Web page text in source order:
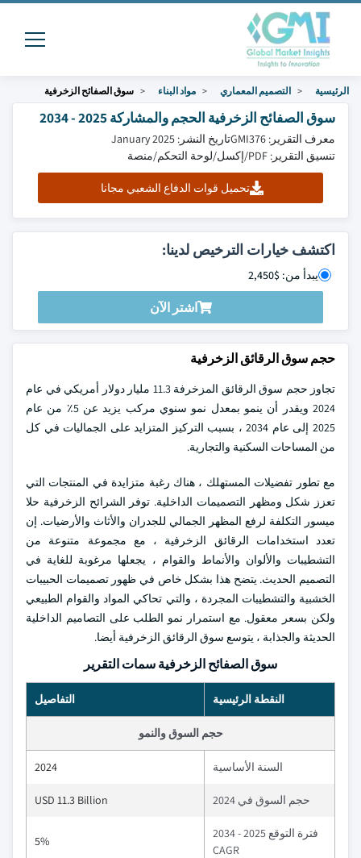
الرئيسية التصميم المعماري مواد البناء سوق الصفائح الزخرفية
سوق الصفائح الزخرفية الحجم والمشاركة 2025 - 2034
معرف التقرير: GMI376
تاريخ النشر: January 2025
تنسيق التقرير: PDF/إكسل/لوحة التحكم/منصة
تحميل قوات الدفاع الشعبي مجانا
اكتشف خيارات الترخيص لدينا:
يبدأ من: $2,450
اشتر الآن
حجم سوق الرقائق الزخرفية
تجاوز حجم سوق الرقائق المزخرفة 11.3 مليار دولار أمريكي في عام
2024 ويقدر أن ينمو بمعدل نمو سنوي مركب يزيد عن 5٪ من عام
2025 إلى عام 2034 ، بسبب التركيز المتزايد على الجماليات في كل
من المساحات السكنية والتجارية.
مع تطور تفضيلات المستهلك ، هناك رغبة متزايدة في المنتجات التي
تعزز شكل ومظهر التصميمات الداخلية. توفر الشرائح الزخرفية حلا
ميسور التكلفة لرفع المظهر الجمالي للجدران والأثاث والأرضيات. إن
تعدد استخدامات الرقائق الزخرفية ، مع مجموعة متنوعة من
التشطيبات والألوان والأنماط والقوام ، يجعلها مرغوبة للغاية في
التصميم الحديث. يتضح هذا بشكل خاص في ظهور تصميمات الحبيبات
الخشبية والتشطيبات المجردة ، والتي تحاكي المواد والقوام الطبيعي
ولكن بسعر معقول. مع استمرار نمو الطلب على التصاميم الداخلية
الحديثة والجذابة ، يتوسع سوق الرقائق الزخرفية أيضا.
سوق الصفائح الزخرفية سمات التقرير
النقطة الرئيسية التفاصيل
حجم السوق والنمو
السنة الأساسية 2024
حجم السوق في 2024 USD 11.3 Billion
فترة التوقع 2025 - 2034
CAGR
5%